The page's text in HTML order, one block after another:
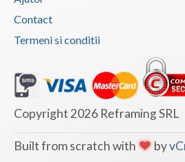
Contact
Termeni si conditii
Copyright 2026 Reframing SRL
Built from scratch with by